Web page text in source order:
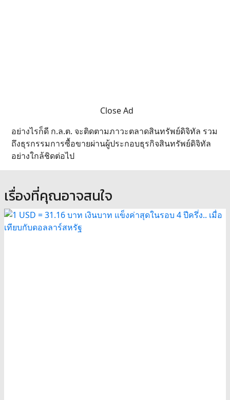
Close Ad
อย่างไรก็ดี ก.ล.ต. จะติดตามภาวะตลาดสินทรัพย์ดิจิทัล รวม
ถึงธุรกรรมการซื้อขายผ่านผู้ประกอบธุรกิจสินทรัพย์ดิจิทัล
อย่างใกล้ชิดต่อไป
เรื่องที่คุณอาจสนใจ